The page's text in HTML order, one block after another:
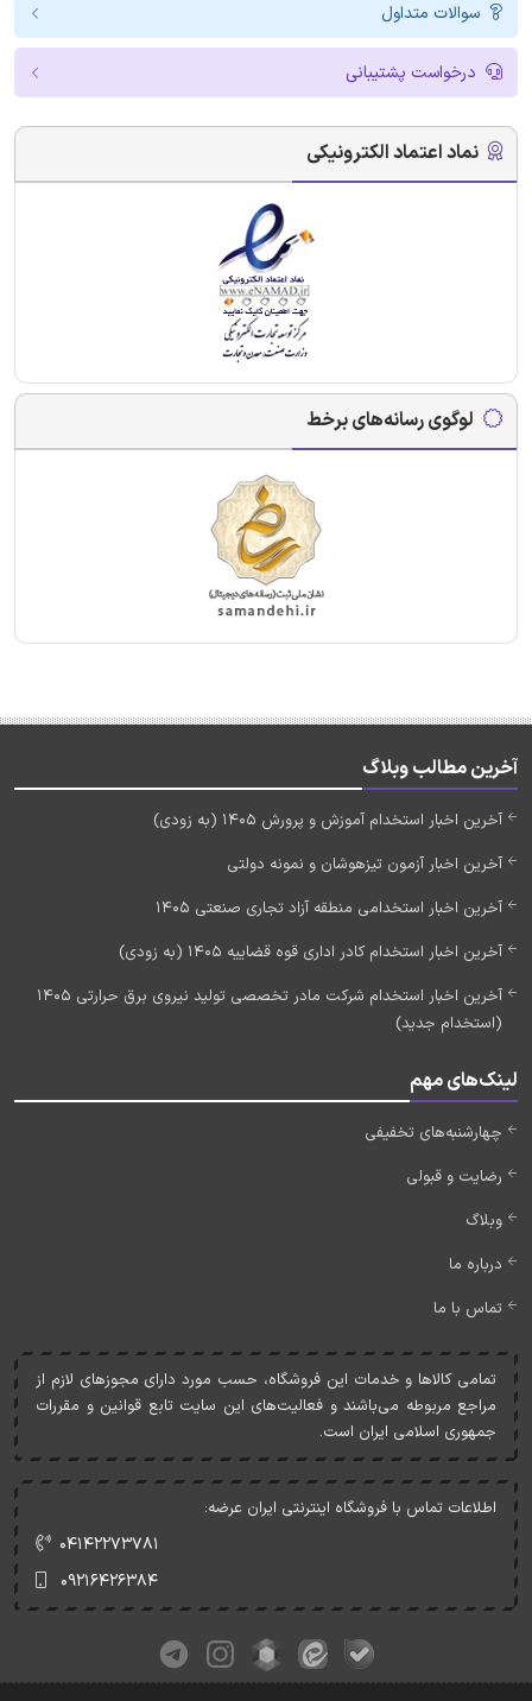
سوالات متداول
درخواست پشتیبانی
نماد اعتماد الکترونیکی
لوگوی رسانه‌های برخط
آخرین مطالب وبلاگ
آخرین اخبار استخدام آموزش و پرورش 1405 (به زودی)
آخرین اخبار آزمون تیزهوشان و نمونه دولتی
آخرین اخبار استخدامی منطقه آزاد تجاری صنعتی 1405
آخرین اخبار استخدام کادر اداری قوه قضاییه 1405 (به زودی)
آخرین اخبار استخدام شرکت مادر تخصصی تولید نیروی برق حرارتی 1405
(استخدام جدید)
لینک‌های مهم
چهارشنبه‌های تخفیفی
رضایت و قبولی
وبلاگ
درباره ما
تماس با ما
تمامی کالاها و خدمات اين فروشگاه، حسب مورد دارای مجوزهای لازم از
مراجع مربوطه می‌باشند و فعاليت‌های اين سايت تابع قوانين و مقررات
جمهوری اسلامی ايران است.
اطلاعات تماس با فروشگاه اینترنتی ایران عرضه:
۰۴۱۴۲۲۷۳۷۸۱
۰۹۲۱۶۴۲۶۳۸۴